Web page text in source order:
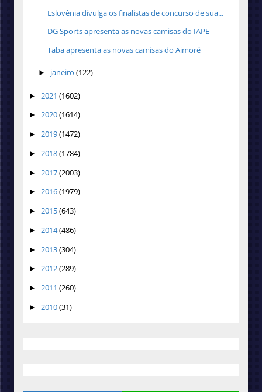
Eslovênia divulga os finalistas de concurso de sua...
DG Sports apresenta as novas camisas do IAPE
Taba apresenta as novas camisas do Aimoré
► janeiro (122)
► 2021 (1602)
► 2020(1614)
► 2019(1472)
► 2018(1784)
► 2017(2003)
► 2016(1979)
► 2015(643)
► 2014(486)
► 2013(304)
► 2012(289)
► 2011 (260)
► 2010(31)